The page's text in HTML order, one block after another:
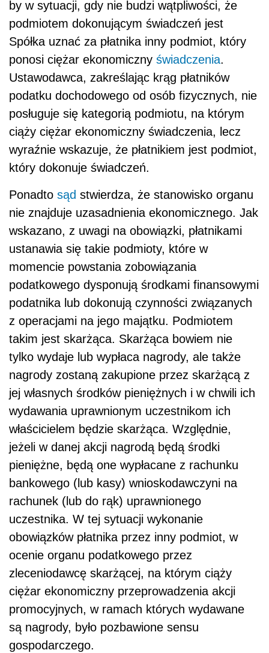
by w sytuacji, gdy nie budzi wątpliwości, że
podmiotem dokonującym świadczeń jest
Spółka uznać za płatnika inny podmiot, który
ponosi ciężar ekonomiczny świadczenia.
Ustawodawca, zakreślając krąg płatników
podatku dochodowego od osób fizycznych, nie
posługuje się kategorią podmiotu, na którym
ciąży ciężar ekonomiczny świadczenia, lecz
wyraźnie wskazuje, że płatnikiem jest podmiot,
który dokonuje świadczeń.
Ponadto sąd stwierdza, że stanowisko organu
nie znajduje uzasadnienia ekonomicznego. Jak
wskazano, z uwagi na obowiązki, płatnikami
ustanawia się takie podmioty, które w
momencie powstania zobowiązania
podatkowego dysponują środkami finansowymi
podatnika lub dokonują czynności związanych
z operacjami na jego majątku. Podmiotem
takim jest skarżąca. Skarżąca bowiem nie
tylko wydaje lub wypłaca nagrody, ale także
nagrody zostaną zakupione przez skarżącą z
jej własnych środków pieniężnych i w chwili ich
wydawania uprawnionym uczestnikom ich
właścicielem będzie skarżąca. Względnie,
jeżeli w danej akcji nagrodą będą środki
pieniężne, będą one wypłacane z rachunku
bankowego (lub kasy) wnioskodawczyni na
rachunek (lub do rąk) uprawnionego
uczestnika. W tej sytuacji wykonanie
obowiązków płatnika przez inny podmiot, w
ocenie organu podatkowego przez
zleceniodawcę skarżącej, na którym ciąży
ciężar ekonomiczny przeprowadzenia akcji
promocyjnych, w ramach których wydawane
są nagrody, było pozbawione sensu
gospodarczego.